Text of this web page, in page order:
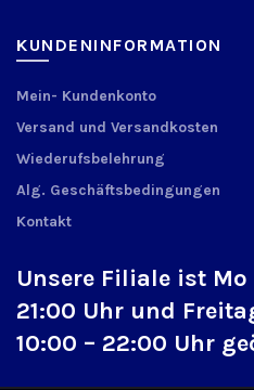
KUNDENINFORMATION
Mein- Kundenkonto
Versand und Versandkosten
Wiederufsbelehrung
Alg. Geschäftsbedingungen
Kontakt
Unsere Filiale ist Mo
21:00 Uhr und
10:00 – 22:00 Uhr